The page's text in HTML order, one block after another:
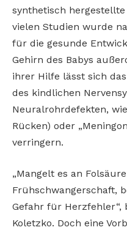
synthetisch
vielen Studien wurde
für die gesunde
Gehirn des Babys
ihrer Hilfe lässt sich
des kindlichen
Neuralrohrdefekten,
Rücken) oder
verringern.
„Mangelt es an
Frühschwangerschaft,
Gefahr für Herzfehler“,
Koletzko. Doch eine